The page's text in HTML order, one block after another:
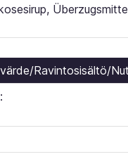
Ravintosisältö/